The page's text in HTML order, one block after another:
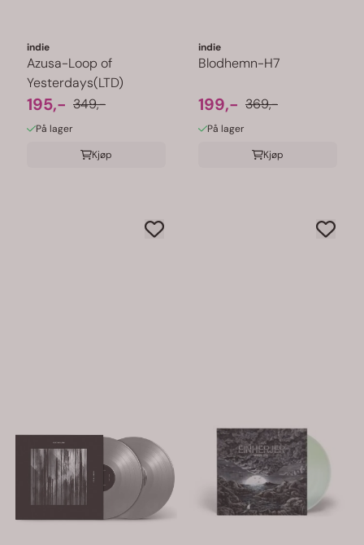
indie
Azusa-Loop of
Yesterdays(LTD)
195,- 349,-
På lager
Kjøp
indie
Blodhemn-H7
199,- 369,-
På lager
Kjøp